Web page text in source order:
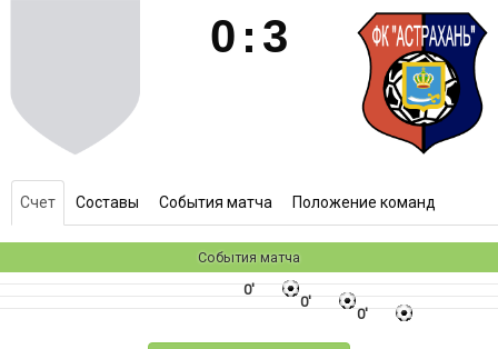
0 : 3
Счет Составы События матча Положение команд
События матча
0'
0'
0'